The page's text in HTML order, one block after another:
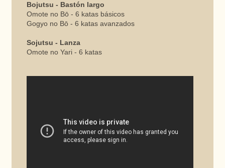
Bojutsu - Bastón largo
Omote no Bō - 6 katas básicos
Gogyo no Bō - 6 katas avanzados
Sojutsu - Lanza
Omote no Yari - 6 katas